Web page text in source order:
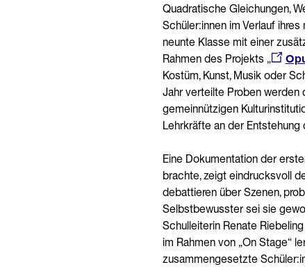
Quadratische Gleichungen,
Schüler:innen im Verlauf
neunte Klasse mit einer
Rahmen des Projekts „
Kostüm, Kunst, Musik oder
Jahr verteilte Proben werden
gemeinnützigen
Lehrkräfte an der
Eine Dokumentation der
brachte, zeigt eindrucksvoll
debattieren über Szenen,
Selbstbewusster sei sie
Schulleiterin Renate
im Rahmen von „On Stage“
zusammengesetzte